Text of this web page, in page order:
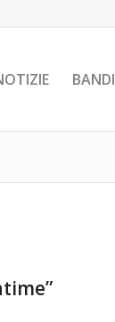
BANDI